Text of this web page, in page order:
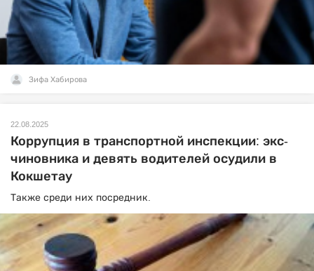
Зифа Хабирова
22.08.2025
Коррупция в транспортной инспекции: экс-
чиновника и девять водителей осудили в
Кокшетау
Также среди них посредник.